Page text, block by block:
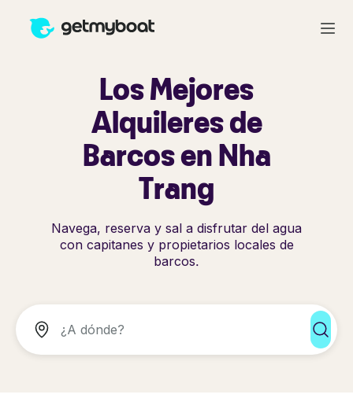
Los Mejores
Alquileres de
Barcos en Nha
Trang
Navega, reserva y sal a disfrutar del agua
con capitanes y propietarios locales de
barcos.